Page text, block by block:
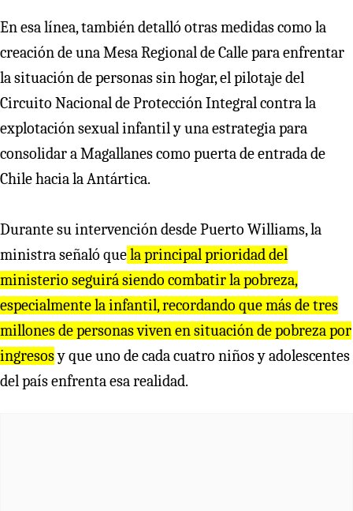
En esa línea, también detalló otras medidas como la
creación de una Mesa Regional de Calle para enfrentar
la situación de personas sin hogar, el pilotaje del
Circuito Nacional de Protección Integral contra la
explotación sexual infantil y una estrategia para
consolidar a Magallanes como puerta de entrada de
Chile hacia la Antártica.
Durante su intervención desde Puerto Williams, la
ministra señaló quela principal prioridad del
ministerio seguirá siendo combatir la pobreza,
especialmente la infantil, recordando que más de tres
millones de personas viven en situación de pobreza por
ingresosy que uno de cada cuatro niños y adolescentes
del país enfrenta esa realidad.